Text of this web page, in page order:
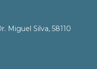
Miguel Silva, 58110